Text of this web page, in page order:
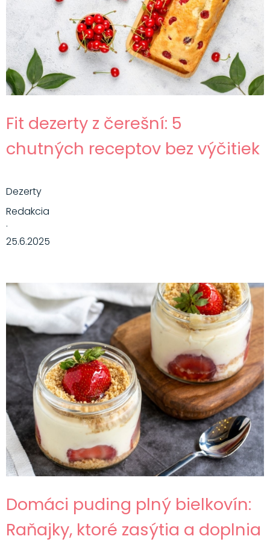
Fit dezerty z čerešní: 5
chutných receptov bez výčitiek
Dezerty
Redakcia
·
25.6.2025
Domáci puding plný bielkovín:
Raňajky, ktoré zasýtia a doplnia